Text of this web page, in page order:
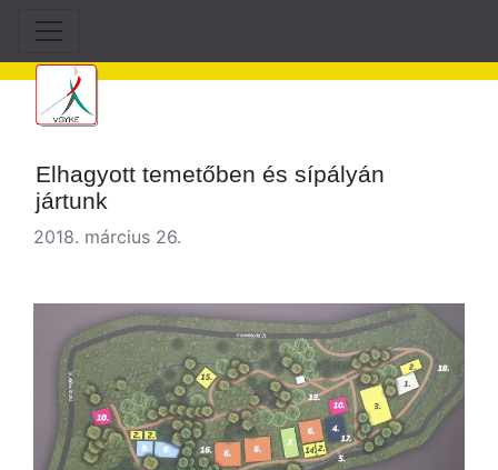
Elhagyott temetőben és sípályán
jártunk
2018. március 26.